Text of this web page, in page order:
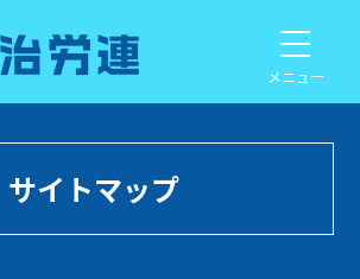
メニュー
サイトマップ